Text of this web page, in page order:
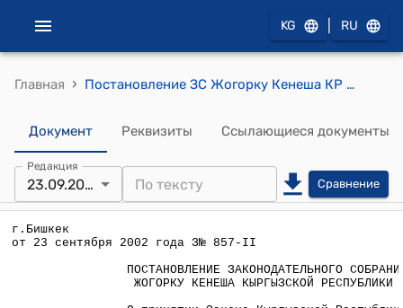
KG RU
Главная › Постановление ЗС Жогорку Кенеша КР от 23 сентября 2002 года №857-II "О принятии Закона Кыргызской Республики "О государственных закупках сельскохозяйственной продукции для поддержки сельскохозяйственных товаропроизводителей"
Документ Реквизиты Ссылающиеся документы
Редакция
23.09.2002 Сравнение